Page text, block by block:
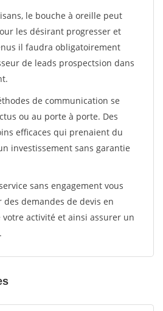
le bouche à oreille peut
les désirant progresser et
il faudra obligatoirement
de leads prospectsion dans
de communication se
ou au porte à porte. Des
efficaces qui prenaient du
investissement sans garantie
sans engagement vous
demandes de devis en
activité et ainsi assurer un